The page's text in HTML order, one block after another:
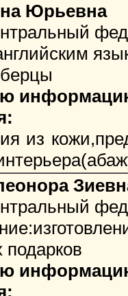
Юрьевна
из